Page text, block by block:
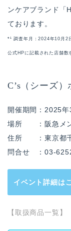
ンケアブランド「
ております。
*¹ 調査年月：2024年10月2
公式HPに記載された店舗数
C’s（シーズ
開催期間：2025
場所 ：阪急メ
住所 ：東京都千
問合せ ：03-
イベント詳細は
【取扱商品一覧】